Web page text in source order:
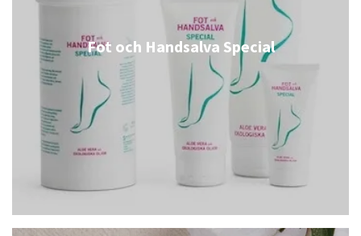
Fot och Handsalva Special